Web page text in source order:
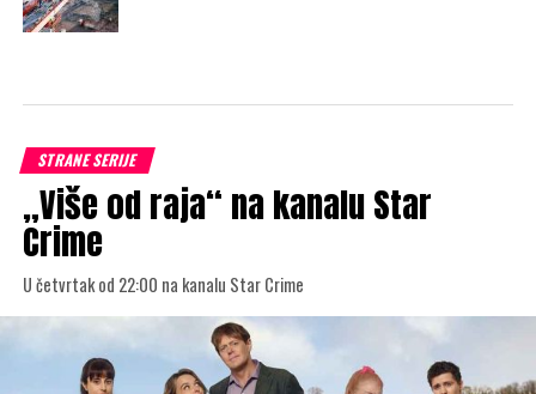
OBAVEZNO PROČITAJ
STRANE SERIJE
„Mornarički istražitelji: Sidnej“ na
kanalu Star Channel